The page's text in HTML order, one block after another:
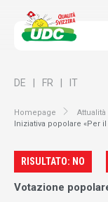
Homepage Attualità
Iniziativa popolare «Per
DE FR IT
RISULTATO: NO
Votazione